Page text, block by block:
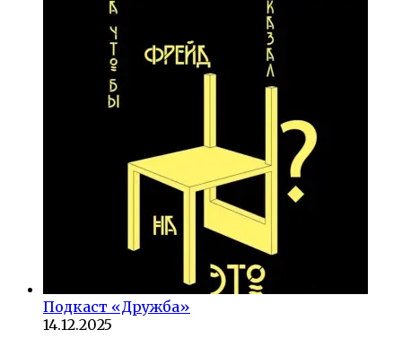
Подкаст «Дружба»
14.12.2025